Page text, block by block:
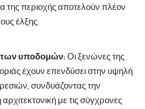
της περιοχής αποτελούν πλέον
έλξης.
των υποδομών: Οι ξενώνες της
έχουν επενδύσει στην υψηλή
συνδυάζοντας την
με τις σύγχρονες